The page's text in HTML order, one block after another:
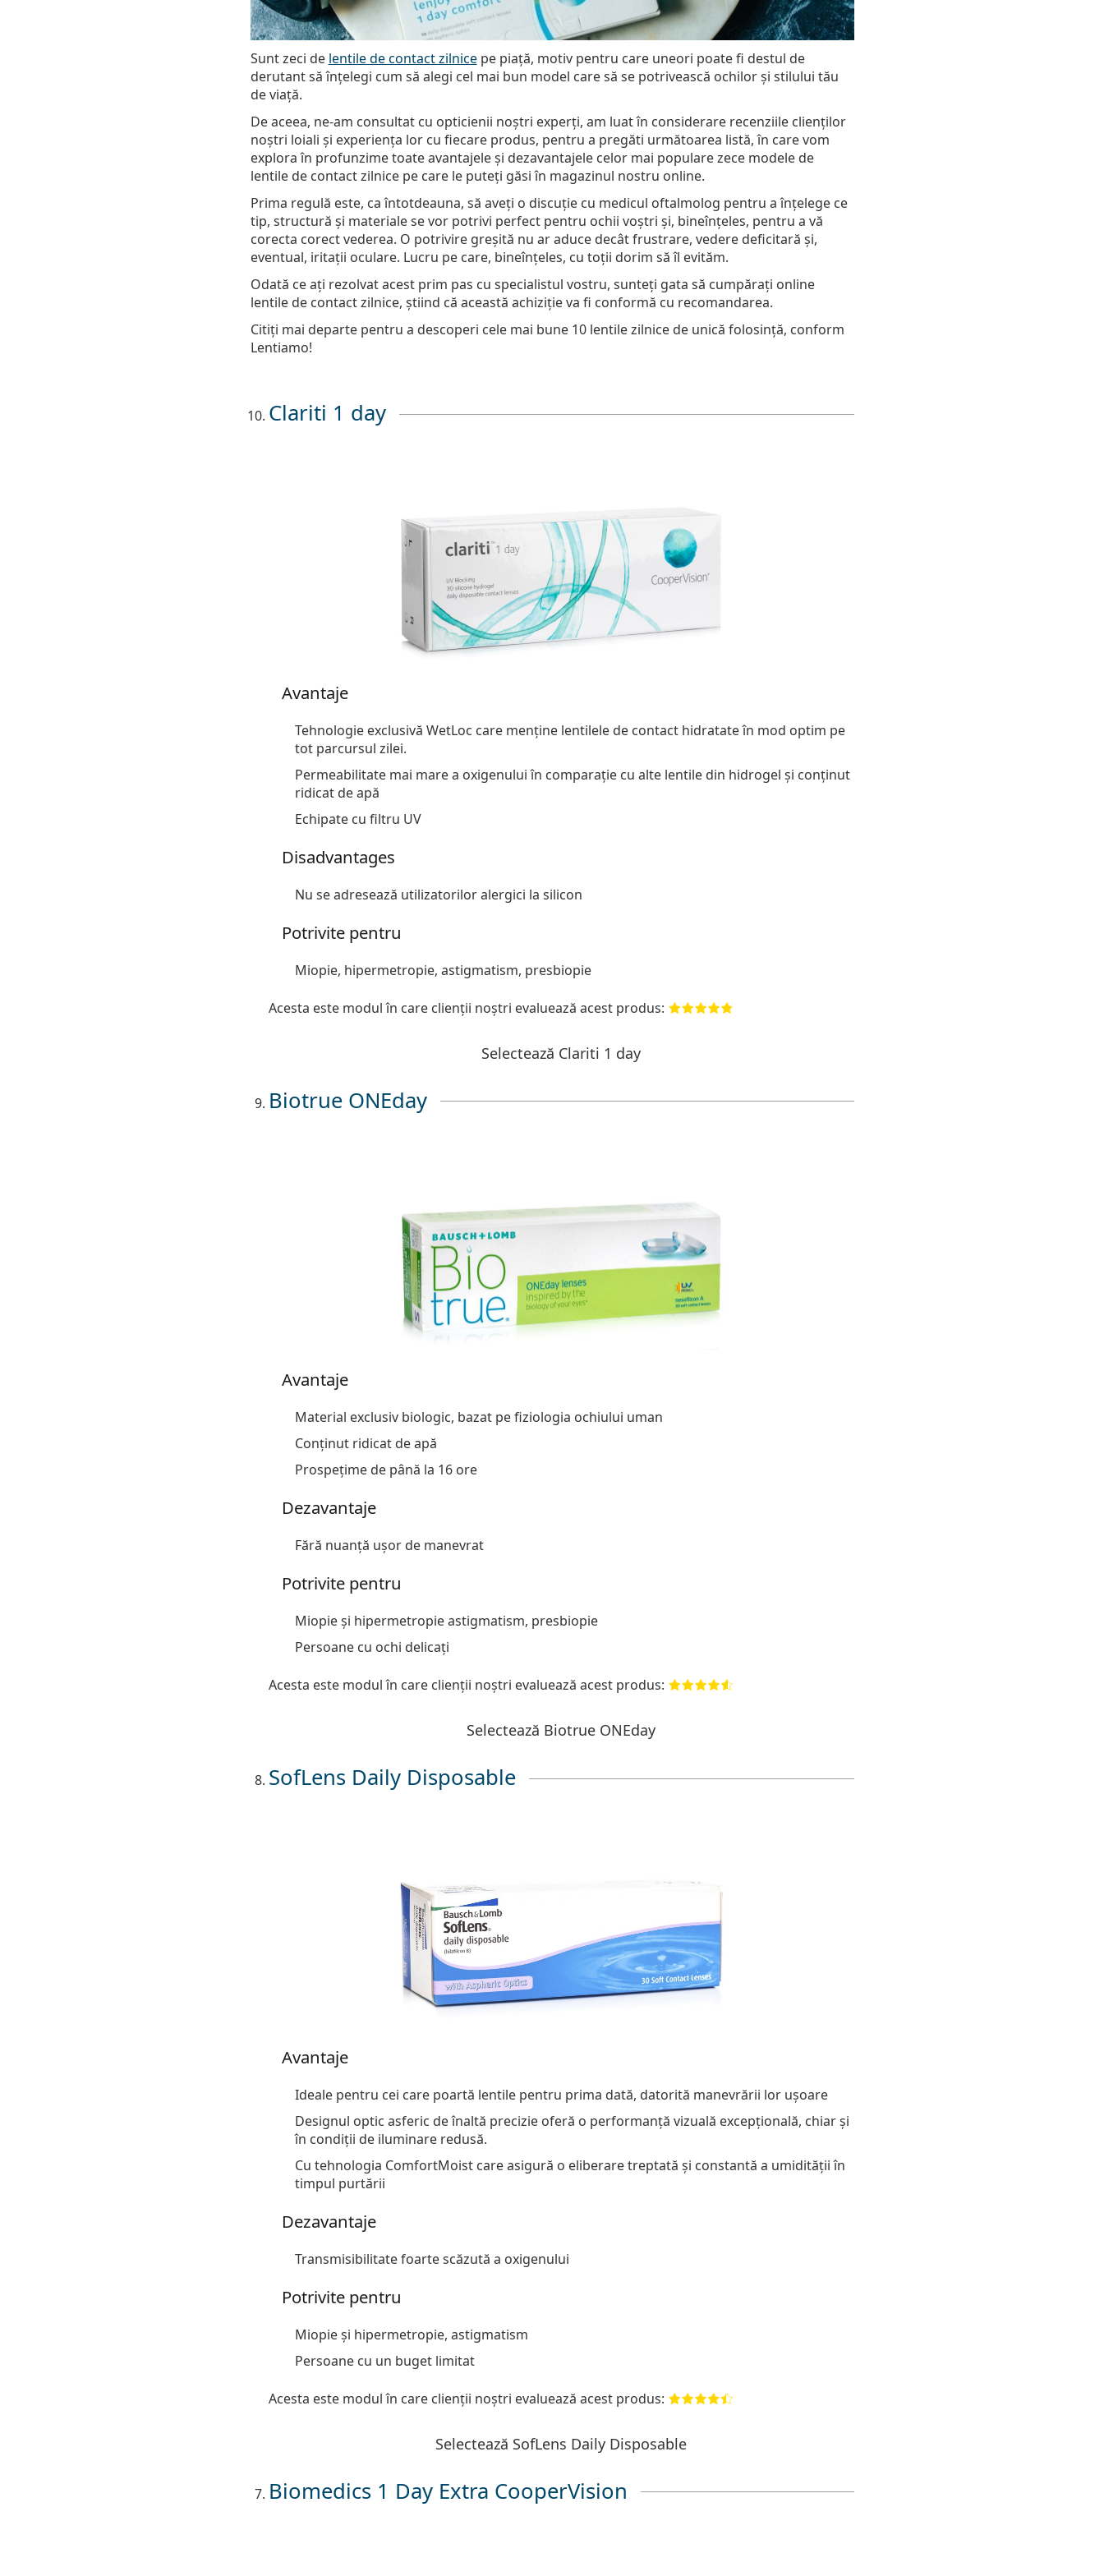
Sunt zeci de lentile de contact zilnicepe piață, motiv pentru care uneori poate fi destul de
derutant să înțelegi cum să alegi cel mai bun model care să se potrivească ochilor și stilului tău
de viață.
De aceea, ne-am consultat cu opticienii noștri experți, am luat în considerare recenziile clienților
noștri loiali și experiența lor cu fiecare produs, pentru a pregăti următoarea listă, în care vom
explora în profunzime toate avantajele și dezavantajele celor mai populare zece modele de
lentile de contact zilnice pe care le puteți găsi în magazinul nostru online.
Prima regulă este, ca întotdeauna, să aveți o discuție cu medicul oftalmolog pentru a înțelege ce
tip, structură și materiale se vor potrivi perfect pentru ochii voștri și, bineînțeles, pentru a vă
corecta corect vederea. O potrivire greșită nu ar aduce decât frustrare, vedere deficitară și,
eventual, iritații oculare. Lucru pe care, bineînțeles, cu toții dorim să îl evităm.
Odată ce ați rezolvat acest prim pas cu specialistul vostru, sunteți gata să cumpărați online
lentile de contact zilnice, știind că această achiziție va fi conformă cu recomandarea.
Citiți mai departe pentru a descoperi cele mai bune 10 lentile zilnice de unică folosință, conform
Lentiamo!
Biomedics 1 Day Extra CooperVision
SofLens Daily Disposable
Avantaje
Ideale pentru cei care poartă lentile pentru prima dată, datorită manevrării lor ușoare
Designul optic asferic de înaltă precizie oferă o performanță vizuală excepțională, chiar și
în condiții de iluminare redusă.
Cu tehnologia ComfortMoist care asigură o eliberare treptată și constantă a umidității în
timpul purtării
Dezavantaje
Transmisibilitate foarte scăzută a oxigenului
Potrivite pentru
Miopie și hipermetropie, astigmatism
Persoane cu un buget limitat
Acesta este modul în care clienții noștri evaluează acest produs:
Selectează SofLens Daily Disposable
Biotrue ONEday
Avantaje
Material exclusiv biologic, bazat pe fiziologia ochiului uman
Conținut ridicat de apă
Prospețime de până la 16 ore
Dezavantaje
Fără nuanță ușor de manevrat
Potrivite pentru
Miopie și hipermetropie astigmatism, presbiopie
Persoane cu ochi delicați
Acesta este modul în care clienții noștri evaluează acest produs:
Selectează Biotrue ONEday
Clariti 1 day
Avantaje
Tehnologie exclusivă WetLoc care menține lentilele de contact hidratate în mod optim pe
tot parcursul zilei.
Permeabilitate mai mare a oxigenului în comparație cu alte lentile din hidrogel și conținut
ridicat de apă
Echipate cu filtru UV
Disadvantages
Nu se adresează utilizatorilor alergici la silicon
Potrivite pentru
Miopie, hipermetropie, astigmatism, presbiopie
Acesta este modul în care clienții noștri evaluează acest produs:
Selectează Clariti 1 day